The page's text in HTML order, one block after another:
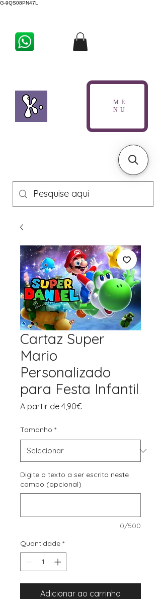
G-9QS08PN47L
ME
NU
Cartaz Super
Mario
Personalizado
para Festa Infantil
A partir de 4,90€Preço
Tamanho *
Digite o texto a ser escrito neste
campo (opcional)
0/500
Quantidade *
Adicionar ao carrinho